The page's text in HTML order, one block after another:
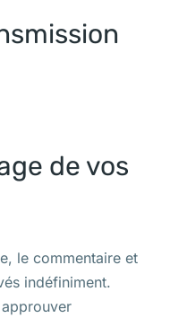
de vos
le commentaire et
indéfiniment.